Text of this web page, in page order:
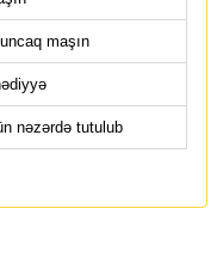
maşın
nəzərdə tutulub